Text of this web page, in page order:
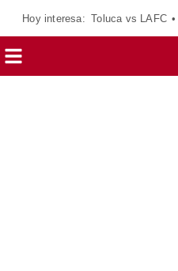
Hoy interesa: Toluca vs LAFC